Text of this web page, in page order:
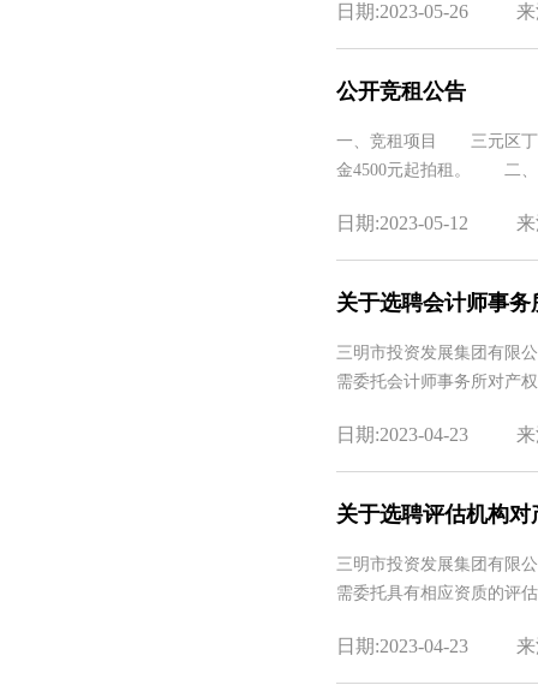
日期:2023-05-26
公开竞租公告
一、竞租项目 三元区丁
金4500元起拍租。 二、
日期:2023-05-12
关于选聘会计师事
三明市投资发展集团有限
需委托会计师事务所对产
日期:2023-04-23
关于选聘评估机构
三明市投资发展集团有限
需委托具有相应资质的评
日期:2023-04-23